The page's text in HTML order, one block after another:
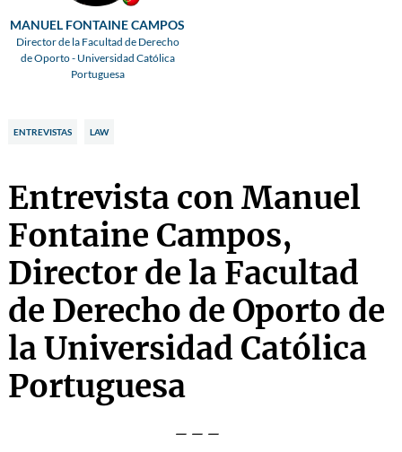
MANUEL FONTAINE CAMPOS
Director de la Facultad de Derecho
de Oporto - Universidad Católica
Portuguesa
ENTREVISTAS LAW
Entrevista con Manuel
Fontaine Campos,
Director de la Facultad
de Derecho de Oporto de
la Universidad Católica
Portuguesa
---